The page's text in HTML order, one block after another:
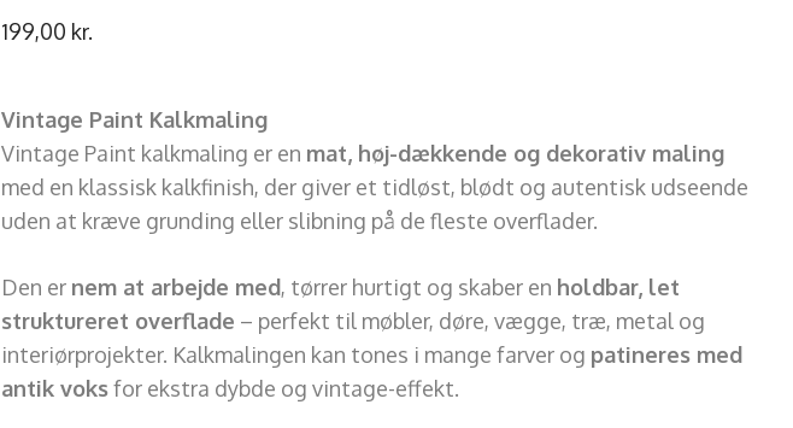
199,00 kr.
Vintage Paint Kalkmaling
Vintage Paint kalkmaling er en mat, høj-dækkende og dekorativ maling
med en klassisk kalkfinish, der giver et tidløst, blødt og autentisk udseende
uden at kræve grunding eller slibning på de fleste overflader.
Den er nem at arbejde med, tørrer hurtigt og skaber en holdbar, let
struktureret overflade – perfekt til møbler, døre, vægge, træ, metal og
interiørprojekter. Kalkmalingen kan tones i mange farver og patineres med
antik voksfor ekstra dybde og vintage-effekt.